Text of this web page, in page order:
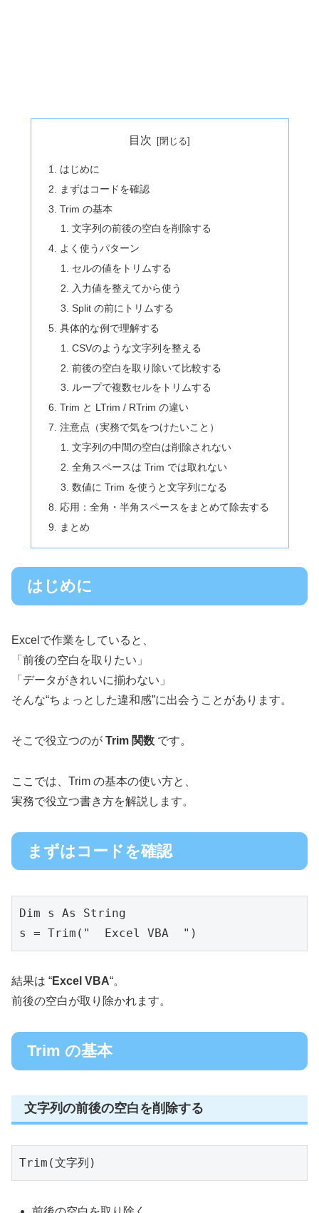
目次
はじめに
まずはコードを確認
Trim の基本
文字列の前後の空白を削除する
よく使うパターン
セルの値をトリムする
入力値を整えてから使う
Split の前にトリムする
具体的な例で理解する
CSVのような文字列を整える
前後の空白を取り除いて比較する
ループで複数セルをトリムする
Trim と LTrim / RTrim の違い
注意点（実務で気をつけたいこと）
文字列の中間の空白は削除されない
全角スペースは Trim では取れない
数値に Trim を使うと文字列になる
応用：全角・半角スペースをまとめて除去する
まとめ
はじめに
Excelで作業をしていると、
「前後の空白を取りたい」
「データがきれいに揃わない」
そんな“ちょっとした違和感”に出会うことがあります。
そこで役立つのが Trim 関数 です。
ここでは、Trim の基本の使い方と、
実務で役立つ書き方を解説します。
まずはコードを確認
Dim s As String
s = Trim("  Excel VBA  ")
結果は “Excel VBA“。
前後の空白が取り除かれます。
Trim の基本
文字列の前後の空白を削除する
Trim(文字列)